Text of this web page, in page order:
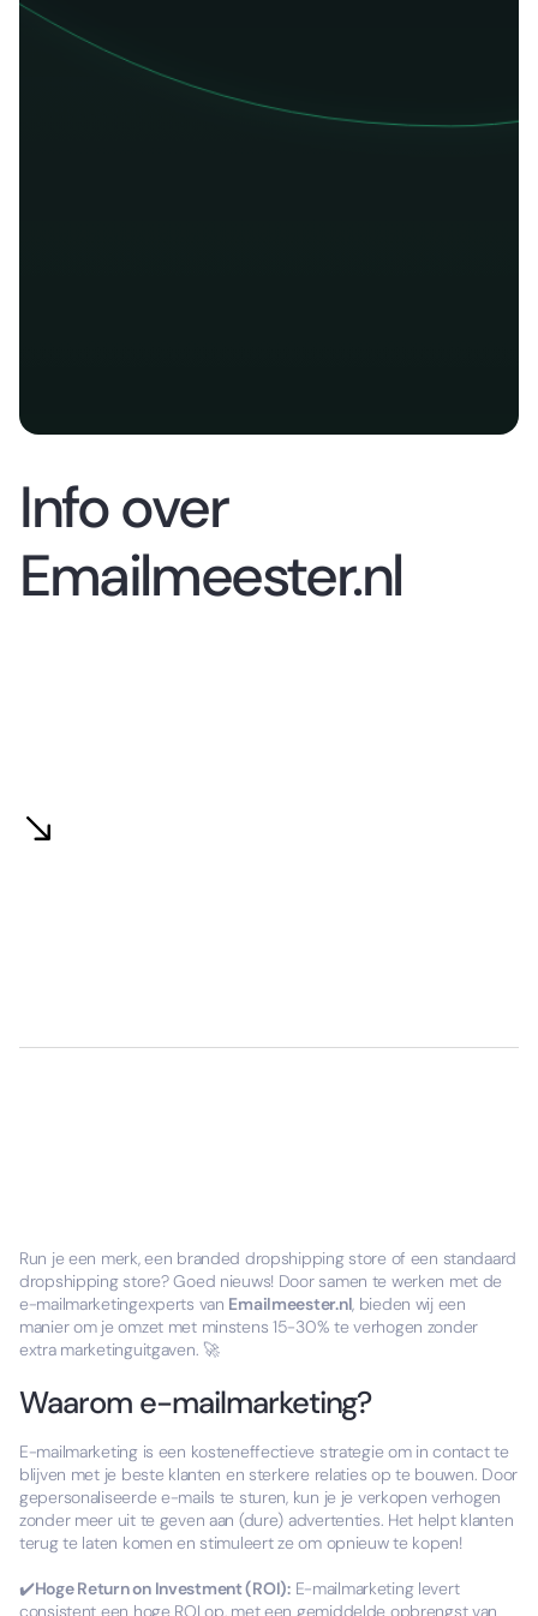
Info over
Emailmeester.nl
Run je een merk, een branded dropshipping store of een standaard
dropshipping store? Goed nieuws! Door samen te werken met de
e-mailmarketingexperts van Emailmeester.nl, bieden wij een
manier om je omzet met minstens 15-30% te verhogen zonder
extra marketinguitgaven. 🚀
Waarom e-mailmarketing?
E-mailmarketing is een kosteneffectieve strategie om in contact te
blijven met je beste klanten en sterkere relaties op te bouwen. Door
gepersonaliseerde e-mails te sturen, kun je je verkopen verhogen
zonder meer uit te geven aan (dure) advertenties. Het helpt klanten
terug te laten komen en stimuleert ze om opnieuw te kopen!
✔️Hoge Return on Investment (ROI):E-mailmarketing levert
consistent een hoge ROI op, met een gemiddelde opbrengst van